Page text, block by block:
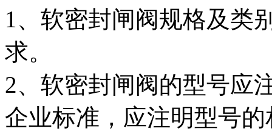
1、软密封闸阀规格及类
求。
2、软密封闸阀的型号应
企业标准，应注明型号